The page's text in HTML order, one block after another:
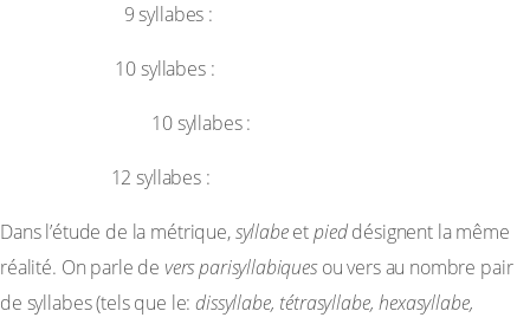
9 syllabes :
10 syllabes :
10 syllabes :
12 syllabes :
Dans l’étude de la métrique,syllabeetpieddésignent la même
réalité. On parle de vers parisyllabiquesou vers au nombre pair
de syllabes (tels que le:dissyllabe, tétrasyllabe, hexasyllabe,